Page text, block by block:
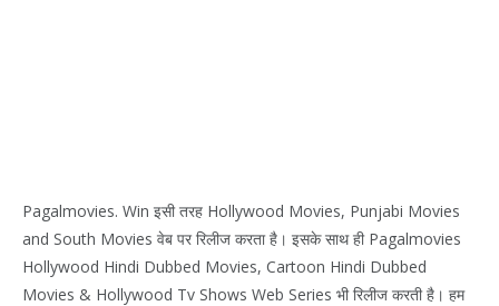
Pagalmovies. Win इसी तरह Hollywood Movies, Punjabi Movies
and South Movies वेब पर रिलीज करता है। इसके साथ ही Pagalmovies
Hollywood Hindi Dubbed Movies, Cartoon Hindi Dubbed
Movies & Hollywood Tv Shows Web Series भी रिलीज करती है। हम